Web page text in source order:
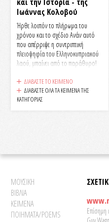
Ιωάννας Κολοβού
Ήρθε λοιπόν το πλήρωμα του
χρόνου και το σχέδιο Ανάν αυτό
που απέρριψε η συντριπτική
πλειοψηφία του Ελληνοκυπριακού
λαού, μπαίνει από το παράθυρο!
ΔΙΑΒΑΣΤΕ ΤΟ ΚΕΙΜΕΝΟ
ΔΙΑΒΑΣΤΕ ΟΛΑ ΤΑ ΚΕΙΜΕΝΑ ΤΗΣ
ΚΑΤΗΓΟΡΙΑΣ
ΜΟΥΣΙΚΗ
ΒΙΒΛΙΑ
ΚΕΙΜΕΝΑ
ΠΟΙΗΜΑΤΑ/POEMS
Επίσημη
Guy